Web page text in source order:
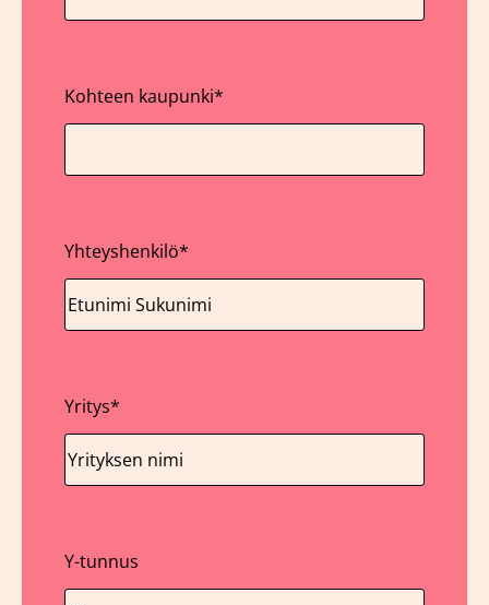
Kohteen kaupunki*
Yhteyshenkilö*
Yritys*
Y-tunnus